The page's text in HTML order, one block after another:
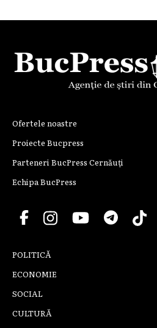
Ofertele noastre
Proiecte Bucpress
Parteneri BucPress Cernăuți
Echipa BucPress
POLITICĂ
ECONOMIE
SOCIAL
CULTURĂ